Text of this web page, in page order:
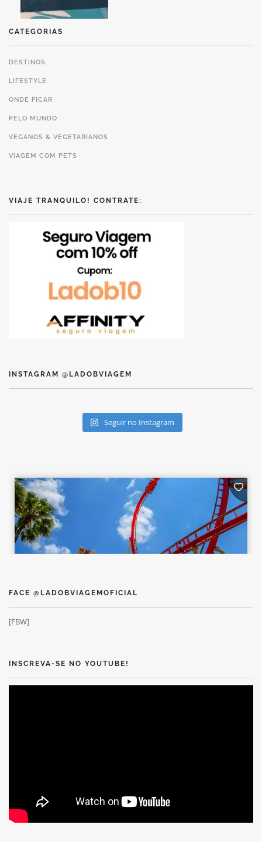
CATEGORIAS
DESTINOS
LIFESTYLE
ONDE FICAR
PELO MUNDO
VEGANOS & VEGETARIANOS
VIAGEM COM PETS
VIAJE TRANQUILO! CONTRATE:
INSTAGRAM @LADOBVIAGEM
Seguir no Instagram
FACE @LADOBVIAGEMOFICIAL
[FBW]
INSCREVA-SE NO YOUTUBE!